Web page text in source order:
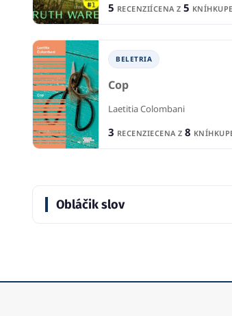
5 RECENZIÍCENA Z 5
BELETRIA
Cop
Laetitia Colombani
3 RECENZIECENA Z 8
Obláčik slov